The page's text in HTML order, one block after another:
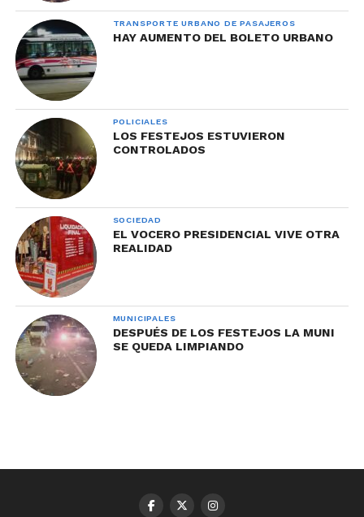
TRANSPORTE URBANO DE PASAJEROS
HAY AUMENTO DEL BOLETO URBANO
POLICIALES
LOS FESTEJOS ESTUVIERON
CONTROLADOS
SOCIEDAD
EL VOCERO PRESIDENCIAL VIVE OTRA
REALIDAD
MUNICIPALES
DESPUÉS DE LOS FESTEJOS LA MUNI
SE QUEDA LIMPIANDO